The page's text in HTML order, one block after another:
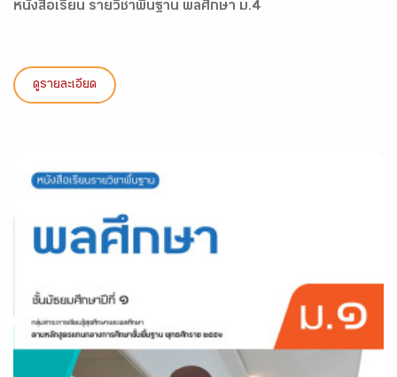
หนังสือเรียน รายวิชาพื้นฐาน พลศึกษา ม.4
ดูรายละเอียด